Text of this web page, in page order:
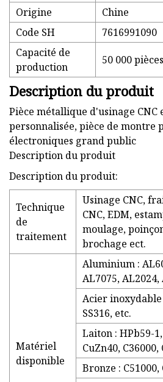
Origine
Chine
Code SH
7616991090
Capacité de
production
50 000
Description du produit
Pièce métallique d'usinage CNC
personnalisée, pièce de montre
électroniques grand public
Description du produit
Description du produit:
Technique
de
traitement
Usinage CNC,
CNC, EDM,
moulage,
brochage ect.
Matériel
disponible
Aluminium :
AL7075, AL2024,
Acier inoxydable
SS316, etc.
Laiton : HPb59-
CuZn40, C36000,
Bronze : C51000,